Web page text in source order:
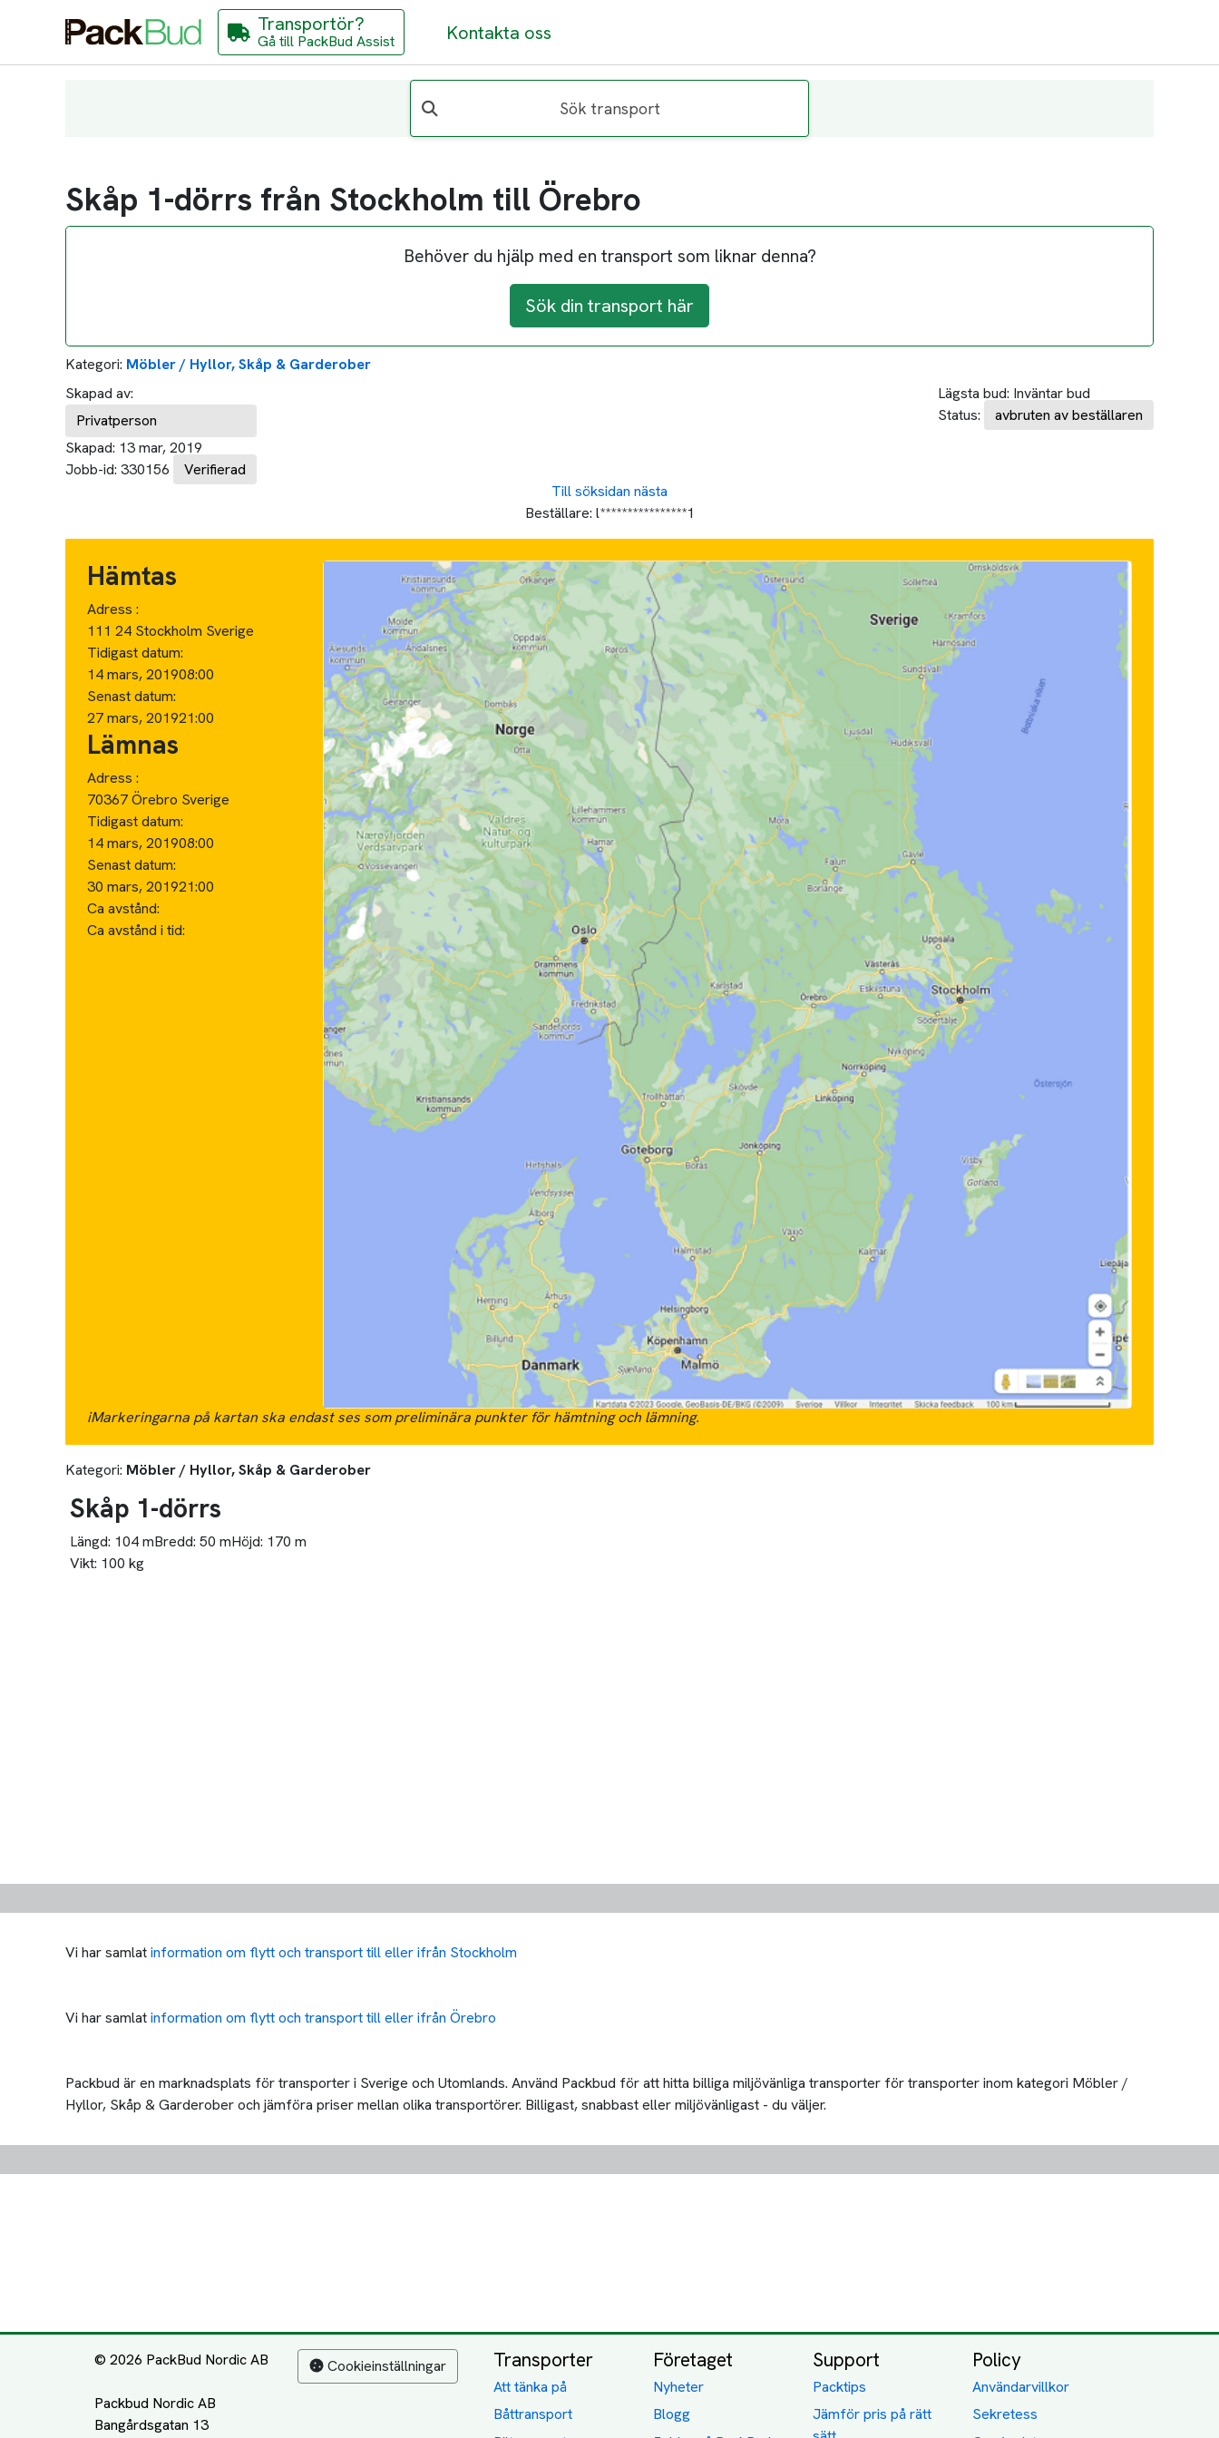
Transportör?
Gå till PackBud Assist Kontakta oss
Sök transport
Skåp 1-dörrs från Stockholm till Örebro
Behöver du hjälp med en transport som liknar denna?
Sök din transport här
Kategori: Möbler / Hyllor, Skåp & Garderober
Skapad av:
Privatperson
Skapad: 13 mar, 2019
Jobb-id: 330156 Verifierad
Lägsta bud: Inväntar bud
Status:
avbruten av beställaren
Till söksidan nästa
Beställare: l****************1
Hämtas
Adress :
111 24 Stockholm Sverige
Tidigast datum:
14 mars, 201908:00
Senast datum:
27 mars, 201921:00
Lämnas
Adress :
70367 Örebro Sverige
Tidigast datum:
14 mars, 201908:00
Senast datum:
30 mars, 201921:00
Ca avstånd:
Ca avstånd i tid:
iMarkeringarna på kartan ska endast ses som preliminära punkter för hämtning och lämning.
Kategori: Möbler / Hyllor, Skåp & Garderober
Skåp 1-dörrs
Längd: 104 mBredd: 50 mHöjd: 170 m
Vikt: 100 kg
Vi har samlatinformation om flytt och transport till eller ifrån Stockholm
Vi har samlatinformation om flytt och transport till eller ifrån Örebro
Packbud är en marknadsplats för transporter i Sverige och Utomlands. Använd Packbud för att hitta billiga miljövänliga transporter för transporter inom kategori Möbler /
Hyllor, Skåp & Garderober och jämföra priser mellan olika transportörer. Billigast, snabbast eller miljövänligast - du väljer.
© 2026 PackBud Nordic AB
Packbud Nordic AB
Bangårdsgatan 13
Cookieinställningar Transporter
Att tänka på
Båttransport
Företaget
Nyheter
Blogg
Support
Packtips
Jämför pris på rätt
Policy
Användarvillkor
Sekretess